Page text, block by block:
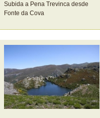
Subida a Pena Trevinca desde
Fonte da Cova